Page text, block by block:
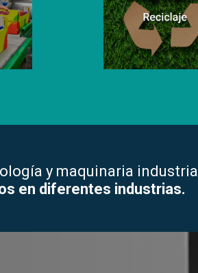
y maquinaria industrial
en diferentes industrias.